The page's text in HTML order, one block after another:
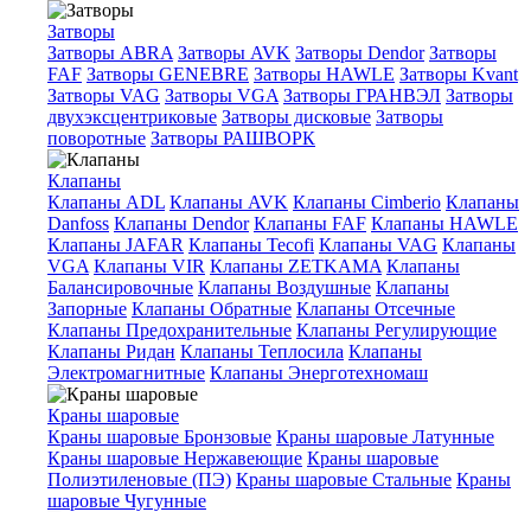
Затворы
Затворы ABRA Затворы AVK Затворы Dendor Затворы
FAF Затворы GENEBRE Затворы HAWLE Затворы Kvant
Затворы VAG Затворы VGA Затворы ГРАНВЭЛ Затворы
двухэксцентриковые Затворы дисковые Затворы
поворотные Затворы РАШВОРК
Клапаны
Клапаны ADL Клапаны AVK Клапаны Cimberio Клапаны
Danfoss Клапаны Dendor Клапаны FAF Клапаны HAWLE
Клапаны JAFAR Клапаны Tecofi Клапаны VAG Клапаны
VGA Клапаны VIR Клапаны ZETKAMA Клапаны
Балансировочные Клапаны Воздушные Клапаны
Запорные Клапаны Обратные Клапаны Отсечные
Клапаны Предохранительные Клапаны Регулирующие
Клапаны Ридан Клапаны Теплосила Клапаны
Электромагнитные Клапаны Энерготехномаш
Краны шаровые
Краны шаровые Бронзовые Краны шаровые Латунные
Краны шаровые Нержавеющие Краны шаровые
Полиэтиленовые (ПЭ) Краны шаровые Стальные Краны
шаровые Чугунные